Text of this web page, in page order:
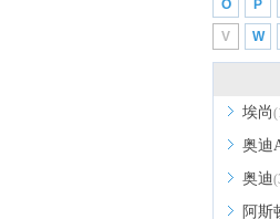
O P
V W
埃尚
奥迪
奥迪
阿斯